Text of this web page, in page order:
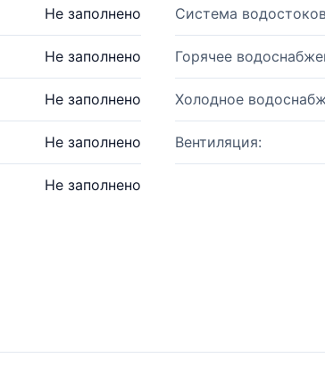
Не заполнено Система
Не заполнено Горячее
Не заполнено Холодное
Не заполнено Вентиляция:
Не заполнено